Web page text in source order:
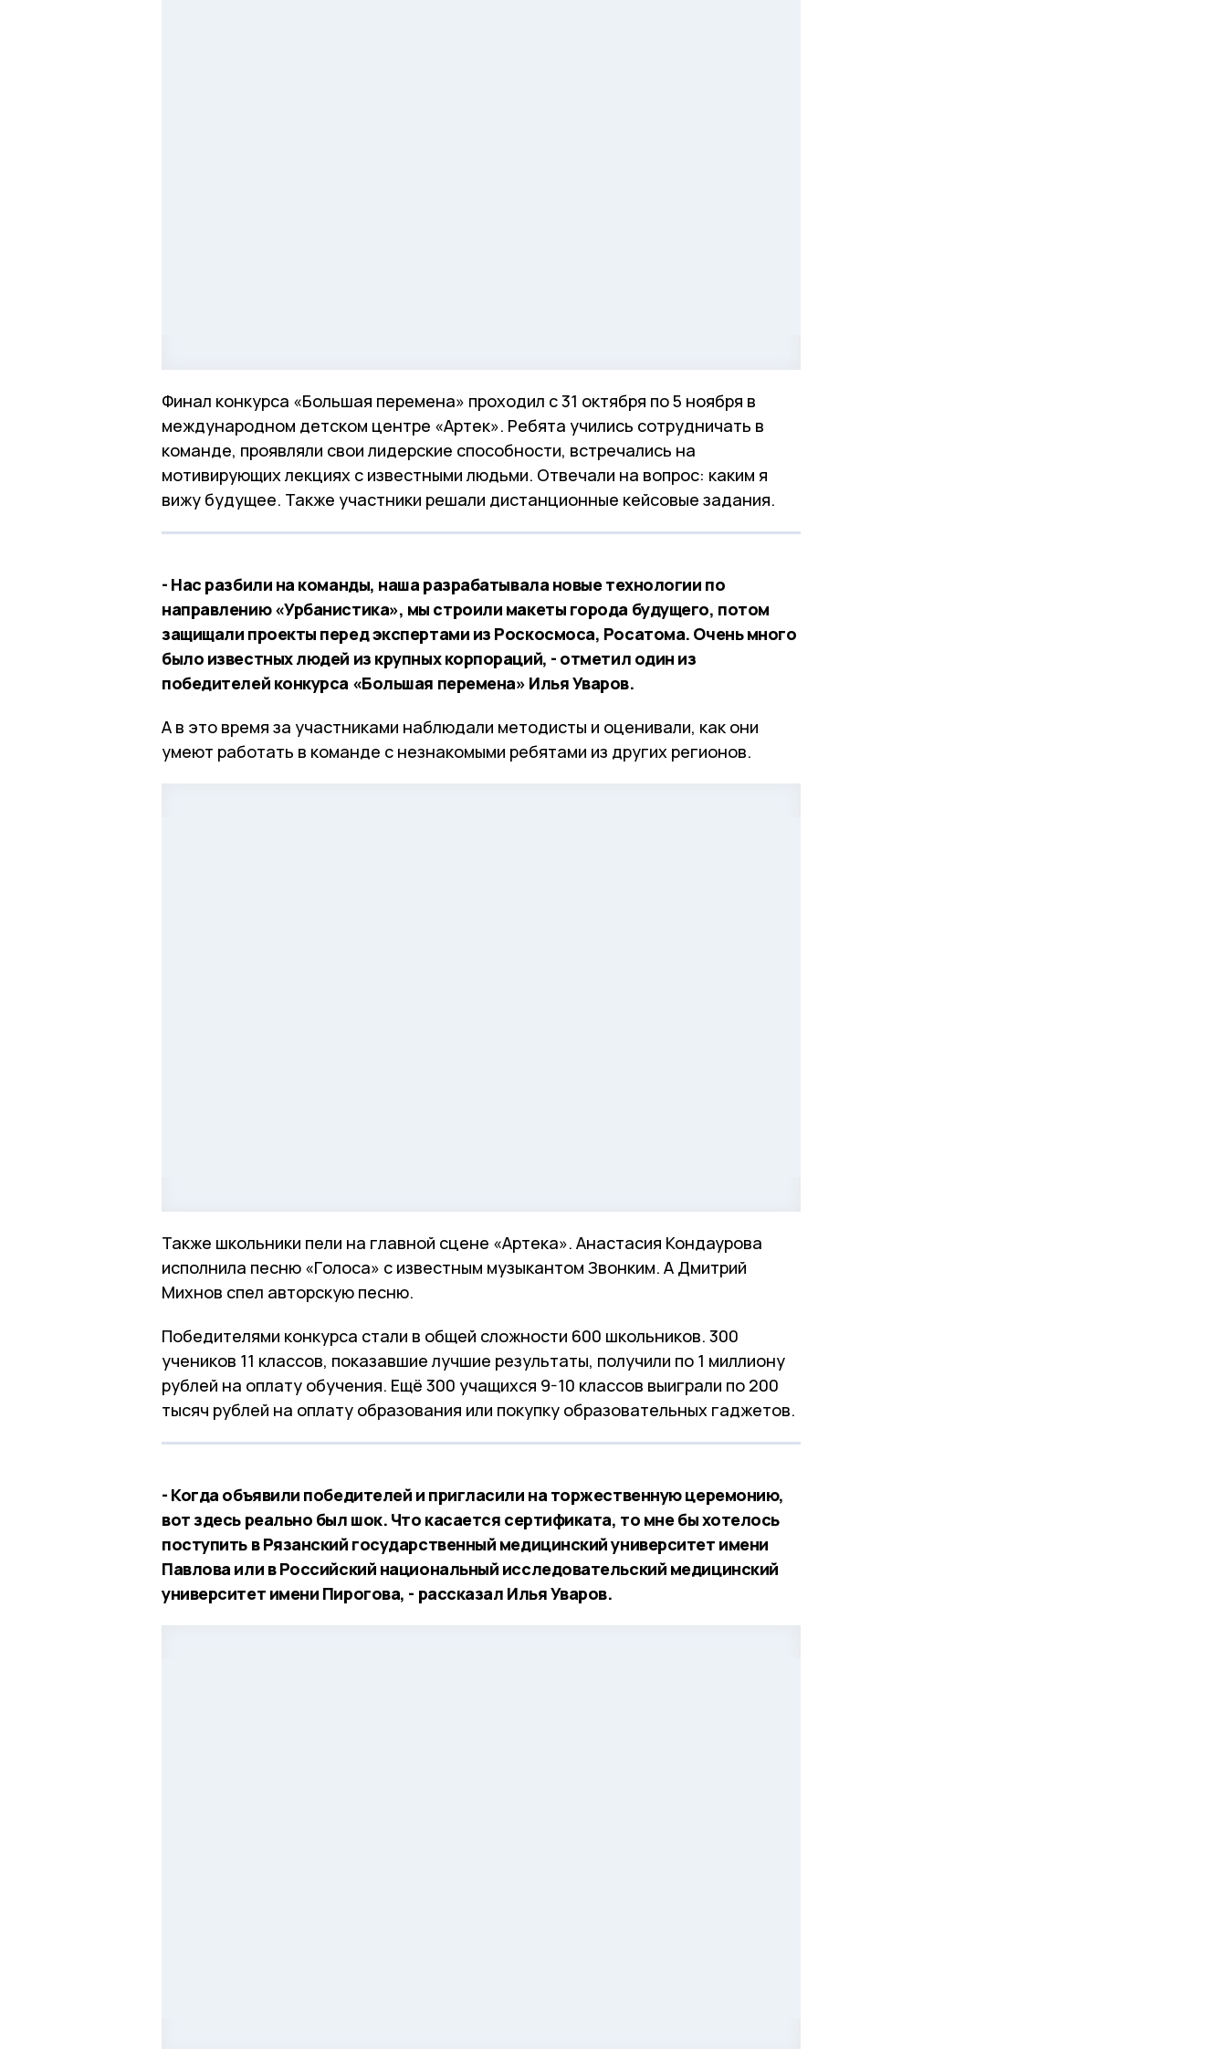
Финал конкурса «Большая перемена» проходил с 31 октября по 5 ноября в
международном детском центре «Артек». Ребята учились сотрудничать в
команде, проявляли свои лидерские способности, встречались на
мотивирующих лекциях с известными людьми. Отвечали на вопрос: каким я
вижу будущее. Также участники решали дистанционные кейсовые задания.
- Нас разбили на команды, наша разрабатывала новые технологии по
направлению «Урбанистика», мы строили макеты города будущего, потом
защищали проекты перед экспертами из Роскосмоса, Росатома. Очень много
было известных людей из крупных корпораций, - отметил один из
победителей конкурса «Большая перемена» Илья Уваров.
А в это время за участниками наблюдали методисты и оценивали, как они
умеют работать в команде с незнакомыми ребятами из других регионов.
Также школьники пели на главной сцене «Артека». Анастасия Кондаурова
исполнила песню «Голоса» с известным музыкантом Звонким. А Дмитрий
Михнов спел авторскую песню.
Победителями конкурса стали в общей сложности 600 школьников. 300
учеников 11 классов, показавшие лучшие результаты, получили по 1 миллиону
рублей на оплату обучения. Ещё 300 учащихся 9-10 классов выиграли по 200
тысяч рублей на оплату образования или покупку образовательных гаджетов.
- Когда объявили победителей и пригласили на торжественную церемонию,
вот здесь реально был шок. Что касается сертификата, то мне бы хотелось
поступить в Рязанский государственный медицинский университет имени
Павлова или в Российский национальный исследовательский медицинский
университет имени Пирогова, - рассказал Илья Уваров.